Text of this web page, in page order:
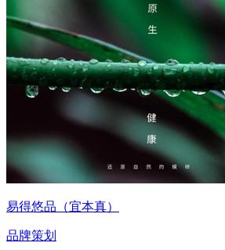
易得悠品（宜本真）
品牌策划